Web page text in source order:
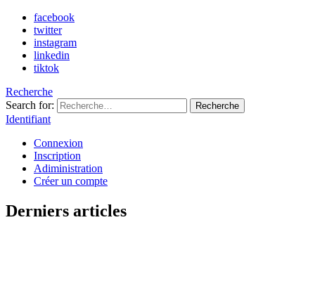
facebook
twitter
instagram
linkedin
tiktok
Recherche
Search for:
Recherche
Identifiant
Connexion
Inscription
Adiministration
Créer un compte
Derniers articles